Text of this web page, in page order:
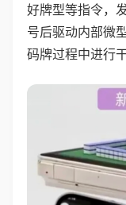
好牌型等指令，
号后驱动内部微
码牌过程中进行